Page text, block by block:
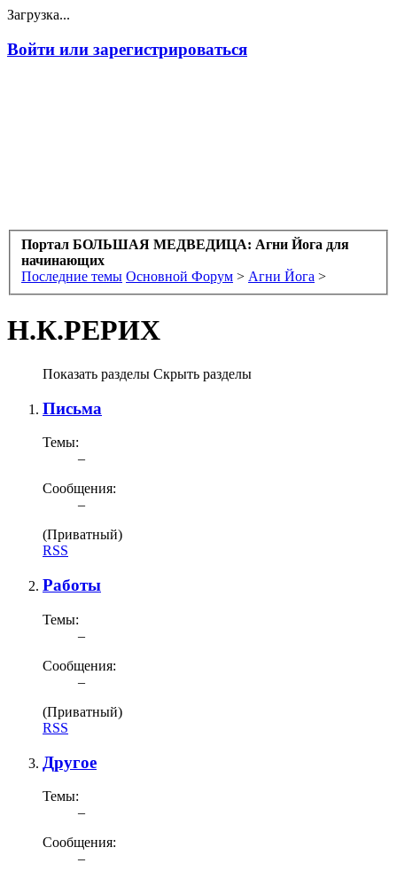
Загрузка...
Войти или зарегистрироваться
Портал БОЛЬШАЯ МЕДВЕДИЦА: Агни Йога для
начинающих
Последние темы Основной Форум > Агни Йога >
Н.К.РЕРИХ
Показать разделы Скрыть разделы
Письма
Темы:
–
Сообщения:
–
(Приватный)
RSS
Работы
Темы:
–
Сообщения:
–
(Приватный)
RSS
Другое
Темы:
–
Сообщения:
–